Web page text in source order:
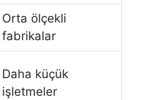
Orta ölçekli
fabrikalar
Daha küçük
işletmeler